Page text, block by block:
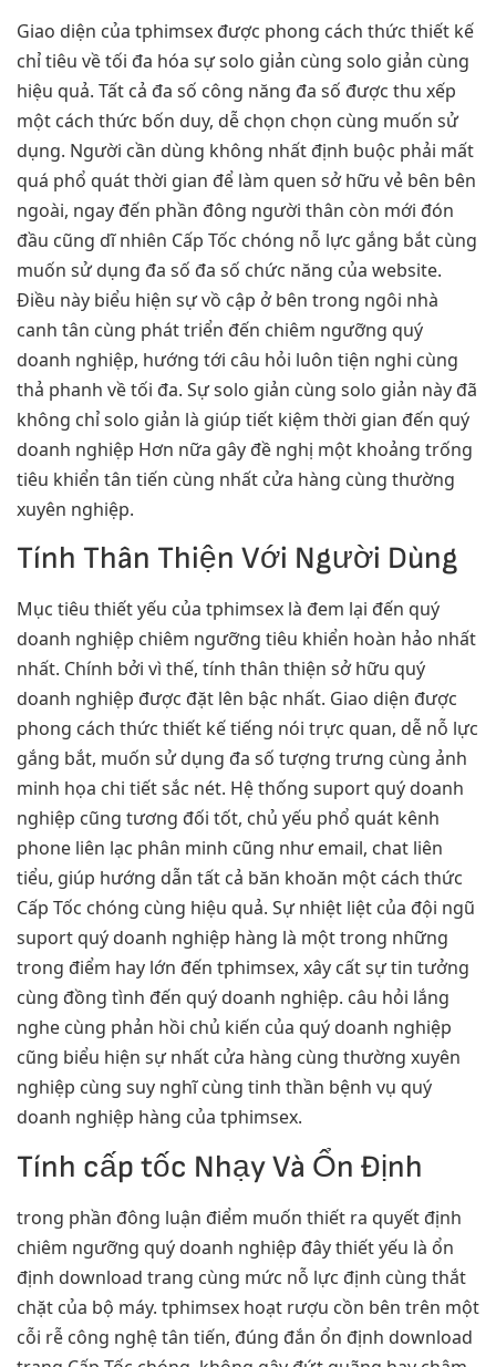
Giao diện của tphimsex được phong cách thức thiết kế
chỉ tiêu về tối đa hóa sự solo giản cùng solo giản cùng
hiệu quả. Tất cả đa số công năng đa số được thu xếp
một cách thức bốn duy, dễ chọn chọn cùng muốn sử
dụng. Người cần dùng không nhất định buộc phải mất
quá phổ quát thời gian để làm quen sở hữu vẻ bên bên
ngoài, ngay đến phần đông người thân còn mới đón
đầu cũng dĩ nhiên Cấp Tốc chóng nỗ lực gắng bắt cùng
muốn sử dụng đa số đa số chức năng của website.
Điều này biểu hiện sự vồ cập ở bên trong ngôi nhà
canh tân cùng phát triển đến chiêm ngưỡng quý
doanh nghiệp, hướng tới câu hỏi luôn tiện nghi cùng
thả phanh về tối đa. Sự solo giản cùng solo giản này đã
không chỉ solo giản là giúp tiết kiệm thời gian đến quý
doanh nghiệp Hơn nữa gây đề nghị một khoảng trống
tiêu khiển tân tiến cùng nhất cửa hàng cùng thường
xuyên nghiệp.
Tính Thân Thiện Với Người Dùng
Mục tiêu thiết yếu của tphimsex là đem lại đến quý
doanh nghiệp chiêm ngưỡng tiêu khiển hoàn hảo nhất
nhất. Chính bởi vì thế, tính thân thiện sở hữu quý
doanh nghiệp được đặt lên bậc nhất. Giao diện được
phong cách thức thiết kế tiếng nói trực quan, dễ nỗ lực
gắng bắt, muốn sử dụng đa số tượng trưng cùng ảnh
minh họa chi tiết sắc nét. Hệ thống suport quý doanh
nghiệp cũng tương đối tốt, chủ yếu phổ quát kênh
phone liên lạc phân minh cũng như email, chat liên
tiểu, giúp hướng dẫn tất cả băn khoăn một cách thức
Cấp Tốc chóng cùng hiệu quả. Sự nhiệt liệt của đội ngũ
suport quý doanh nghiệp hàng là một trong những
trong điểm hay lớn đến tphimsex, xây cất sự tin tưởng
cùng đồng tình đến quý doanh nghiệp. câu hỏi lắng
nghe cùng phản hồi chủ kiến của quý doanh nghiệp
cũng biểu hiện sự nhất cửa hàng cùng thường xuyên
nghiệp cùng suy nghĩ cùng tinh thần bệnh vụ quý
doanh nghiệp hàng của tphimsex.
Tính cấp tốc Nhạy Và Ổn Định
trong phần đông luận điểm muốn thiết ra quyết định
chiêm ngưỡng quý doanh nghiệp đây thiết yếu là ổn
định download trang cùng mức nỗ lực định cùng thắt
chặt của bộ máy. tphimsex hoạt rượu cồn bên trên một
cỗi rễ công nghệ tân tiến, đúng đắn ổn định download